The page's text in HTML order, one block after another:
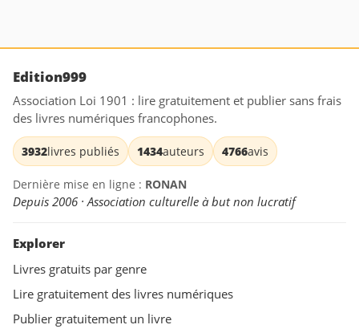
Edition999
Association Loi 1901 : lire gratuitement et publier sans frais
des livres numériques francophones.
3932livres publiés 1434auteurs 4766avis
Dernière mise en ligne : RONAN
Depuis 2006 · Association culturelle à but non lucratif
Explorer
Livres gratuits par genre
Lire gratuitement des livres numériques
Publier gratuitement un livre